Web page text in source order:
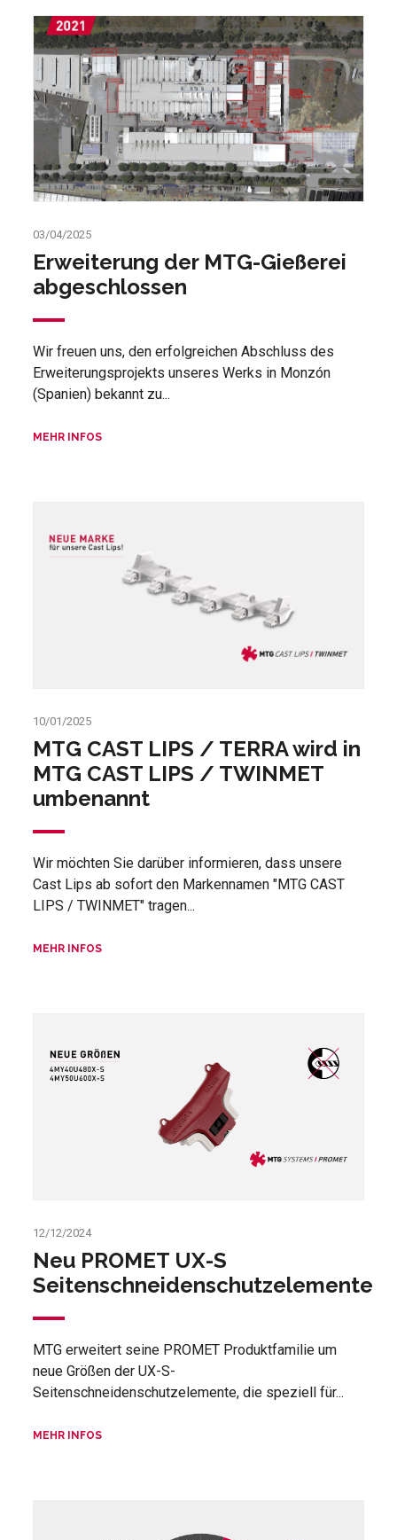
03/04/2025
Erweiterung der MTG-Gießerei
abgeschlossen
Wir freuen uns, den erfolgreichen Abschluss des
Erweiterungsprojekts unseres Werks in Monzón
(Spanien) bekannt zu...
MEHR INFOS
10/01/2025
MTG CAST LIPS / TERRA wird in
MTG CAST LIPS / TWINMET
umbenannt
Wir möchten Sie darüber informieren, dass unsere
Cast Lips ab sofort den Markennamen "MTG CAST
LIPS / TWINMET" tragen...
MEHR INFOS
12/12/2024
Neu PROMET UX-S
Seitenschneidenschutzelemente
MTG erweitert seine PROMET Produktfamilie um
neue Größen der UX-S-
Seitenschneidenschutzelemente, die speziell für...
MEHR INFOS